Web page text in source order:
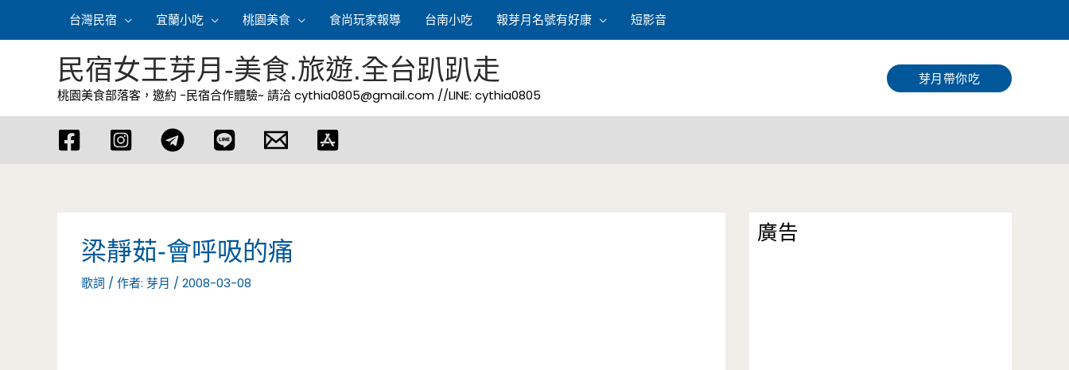
容
台灣民宿 宜蘭小吃 桃園美食 食尚玩家報導 台南小吃 報芽月名號有好康 短影音
尋
民宿女王芽月-美食.旅遊.全台趴趴走
桃園美食部落客，邀約 -民宿合作體驗~ 請洽cythia0805@gmail.com //LINE: cythia0805
芽月帶你吃
梁靜茹-會呼吸的痛
歌詞 / 作者: 芽月 / 2008-03-08
廣告